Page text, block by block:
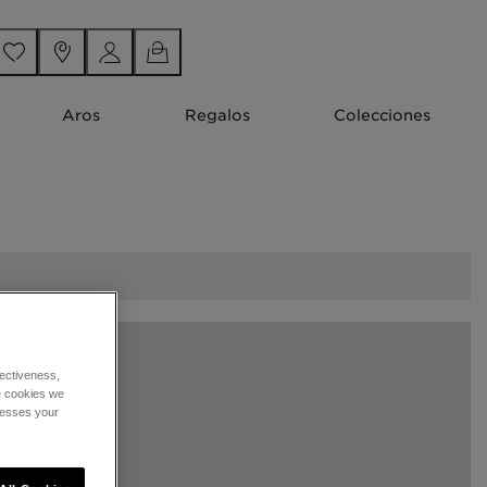
Aros Regalos Colecciones
cookies we
your